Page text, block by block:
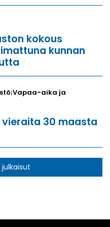
kokous
kunnan
aika ja
30 maasta